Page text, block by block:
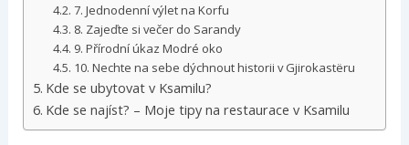
7. Jednodenní výlet na Korfu
8. Zajeďte si večer do Sarandy
9. Přírodní úkaz Modré oko
10. Nechte na sebe dýchnout historii v Gjirokastëru
Kde se ubytovat v Ksamilu?
Kde se najíst? – Moje tipy na restaurace v Ksamilu